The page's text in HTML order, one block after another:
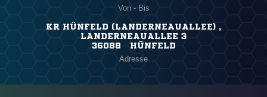
Von - Bis
KR HÜNFELD (LANDERNEAUALLEE) ,
LANDERNEAUALLEE 3
36088 HÜNFELD
Adresse